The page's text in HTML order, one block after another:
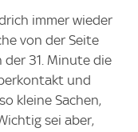
immer wieder
von der Seite
der 31. Minute die
und
kleine Sachen,
sei aber,